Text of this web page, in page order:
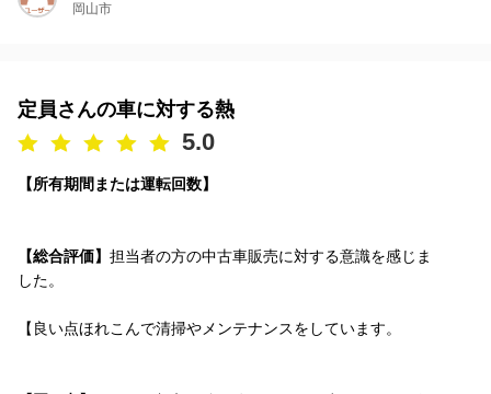
岡山市
定員さんの車に対する熱
5.0
【所有期間または運転回数】
【総合評価】 担当者の方の中古車販売に対する意識を感じま
した。
【良い点ほれこんで清掃やメンテナンスをしています。